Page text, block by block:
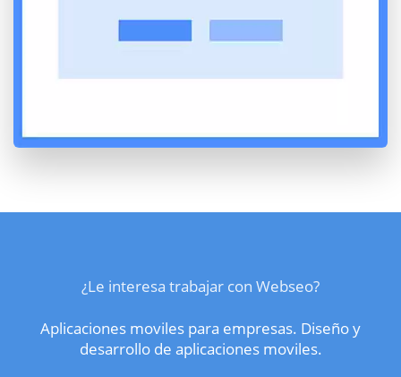
¿Le interesa trabajar con Webseo?
Aplicaciones moviles para empresas. Diseño y
desarrollo de aplicaciones moviles.